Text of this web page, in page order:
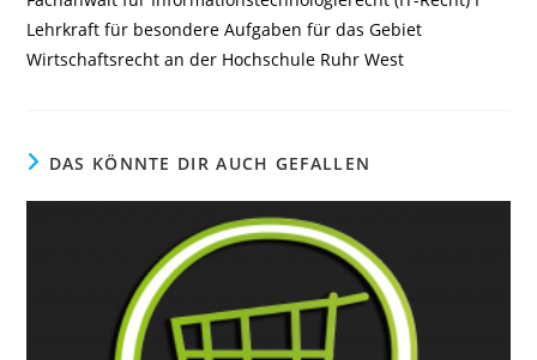
Lehrkraft für besondere Aufgaben für das Gebiet
Wirtschaftsrecht an der Hochschule Ruhr West
DAS KÖNNTE DIR AUCH GEFALLEN